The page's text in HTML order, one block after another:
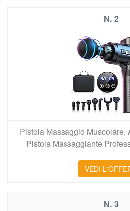
2
Pistola Massaggio Muscolare,
Pistola Massaggiante
VEDI
3